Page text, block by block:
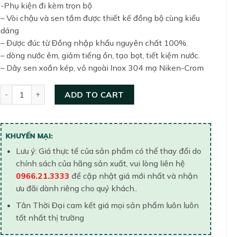
-Phụ kiện đi kèm trọn bộ
– Vòi chậu và sen tắm được thiết kế đồng bộ cùng kiểu
dáng
– Được đúc từ Đồng nhập khẩu nguyên chất 100%.
– dòng nước êm, giảm tiếng ồn, tạo bọt, tiết kiệm nước.
– Dây sen xoắn kép, vỏ ngoài Inox 304 mạ Niken-Crom
ADD TO CART
KHUYẾN MẠI:
Lưu ý: Giá thực tế của sản phẩm có thể thay đổi do
chính sách của hãng sản xuất, vui lòng liên hệ
0966.21.3333 để cập nhật giá mới nhất và nhận
ưu đãi dành riêng cho quý khách..
Tân Thời Đại cam kết giá mọi sản phẩm luôn luôn
tốt nhất thị trường